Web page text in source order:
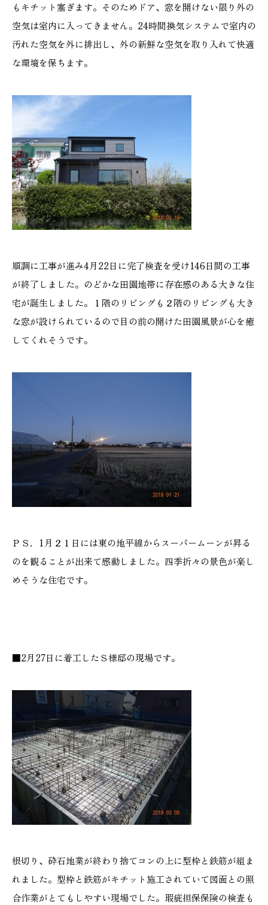
もキチット塞ぎます。そのためドア、窓を開けない限り外の
空気は室内に入ってきません。24時間換気システムで室内の
汚れた空気を外に排出し、外の新鮮な空気を取り入れて快適
な環境を保ちます。
順調に工事が進み4月22日に完了検査を受け146日間の工事
が終了しました。のどかな田園地帯に存在感のある大きな住
宅が誕生しました。１階のリビングも２階のリビングも大き
な窓が設けられているので目の前の開けた田園風景が心を癒
してくれそうです。
ＰＳ．1月２１日には東の地平線からスーパームーンが昇る
のを観ることが出来て感動しました。四季折々の景色が楽し
めそうな住宅です。
■2月27日に着工したＳ様邸の現場です。
根切り、砕石地業が終わり捨てコンの上に型枠と鉄筋が組ま
れました。型枠と鉄筋がキチット施工されていて図面との照
合作業がとてもしやすい現場でした。瑕疵担保保険の検査も